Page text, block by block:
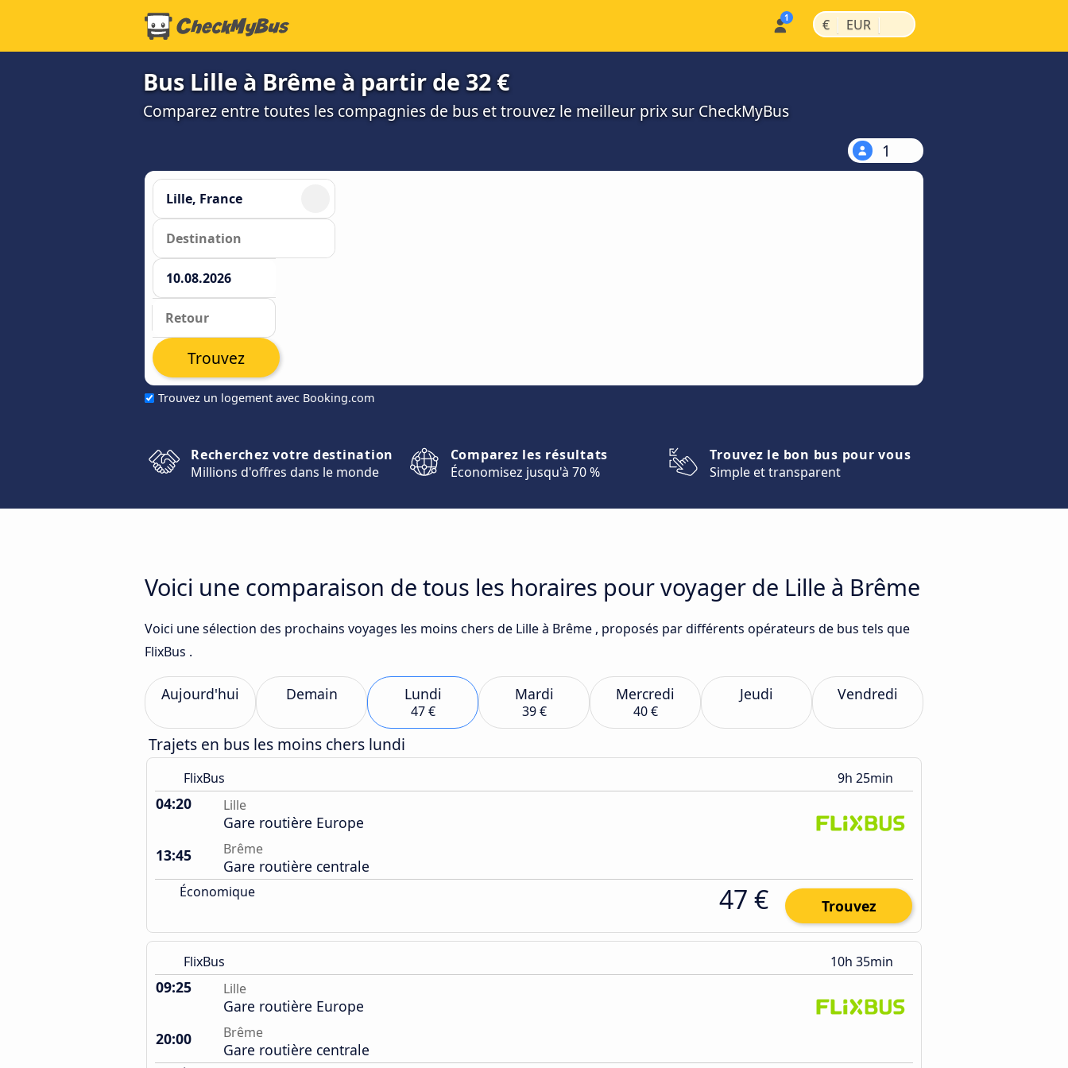
€ | EUR |
Bus Lille à Brême à partir de 32 €
Comparez entre toutes les compagnies de bus et trouvez le meilleur prix sur CheckMyBus
1
Trouvez un logement avec Booking.com
Trouvez
Recherchez votre destination
Millions d'offres dans le monde
Comparez les résultats
Économisez jusqu'à 70 %
Trouvez le bon bus pour vous
Simple et transparent
Voici une comparaison de tous les horaires pour voyager de Lille à Brême
Voici une sélection des prochains voyages les moins chers de Lille à Brême , proposés par différents opérateurs de bus tels que
FlixBus .
Aujourd'hui Demain Lundi
47 €
Mardi
39 €
Mercredi
40 €
Jeudi Vendredi
Trajets en bus les moins chers lundi
FlixBus 9h 25min
04:20 Lille
Gare routière Europe
13:45
Brême
Gare routière centrale
Économique 47 € Trouvez
FlixBus 10h 35min
09:25 Lille
Gare routière Europe
20:00
Brême
Gare routière centrale